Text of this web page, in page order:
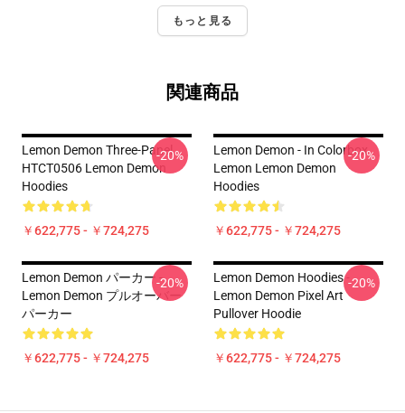
もっと見る
関連商品
Lemon Demon Three-Panel
HTCT0506 Lemon Demon
Hoodies
￥622,775 - ￥724,275
-20%
Lemon Demon - In Colorbox
Lemon Lemon Demon
Hoodies
￥622,775 - ￥724,275
-20%
Lemon Demon パーカー -
Lemon Demon プルオーバー
パーカー
￥622,775 - ￥724,275
-20%
Lemon Demon Hoodies -
Lemon Demon Pixel Art
Pullover Hoodie
￥622,775 - ￥724,275
-20%